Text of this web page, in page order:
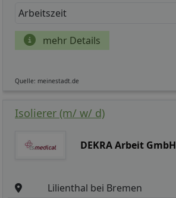
Arbeitszeit
mehr Details
Quelle: meinestadt.de
Isolierer (m/ w/ d)
DEKRA Arbeit GmbH
Lilienthal bei Bremen